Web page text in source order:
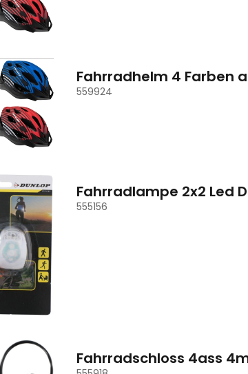
Fahrradhelm 4 Farben
559924
Fahrradlampe 2x2 Led
555156
Fahrradschloss 4ass